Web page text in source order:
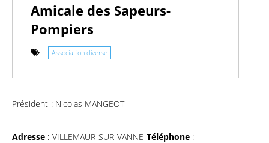
Amicale des Sapeurs-
Pompiers
Association diverse
Président : Nicolas MANGEOT
Adresse : VILLEMAUR-SUR-VANNE Téléphone: